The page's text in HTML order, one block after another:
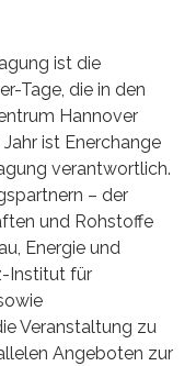
ist die
Tage, die in den
Hannover
ist Enerchange
verantwortlich.
– der
und Rohstoffe
Energie und
Institut für
Veranstaltung zu
Angeboten zur